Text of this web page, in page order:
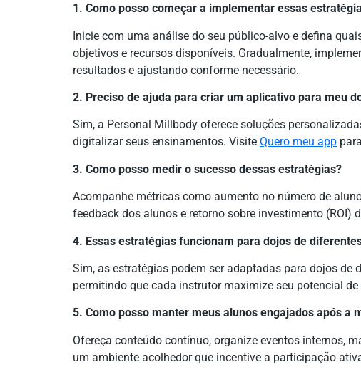
1. Como posso começar a implementar essas
Inicie com uma análise do seu público-alvo e defina
objetivos e recursos disponíveis. Gradualmente,
resultados e ajustando conforme necessário.
2. Preciso de ajuda para criar um aplicativo para meu
Sim, a Personal Millbody oferece soluções
digitalizar seus ensinamentos. Visite Quero meu app
3. Como posso medir o sucesso dessas estratégias?
Acompanhe métricas como aumento no número de
feedback dos alunos e retorno sobre investimento (ROI)
4. Essas estratégias funcionam para dojos de
Sim, as estratégias podem ser adaptadas para dojos de
permitindo que cada instrutor maximize seu potencial de
5. Como posso manter meus alunos engajados após a
Ofereça conteúdo contínuo, organize eventos internos,
um ambiente acolhedor que incentive a participação